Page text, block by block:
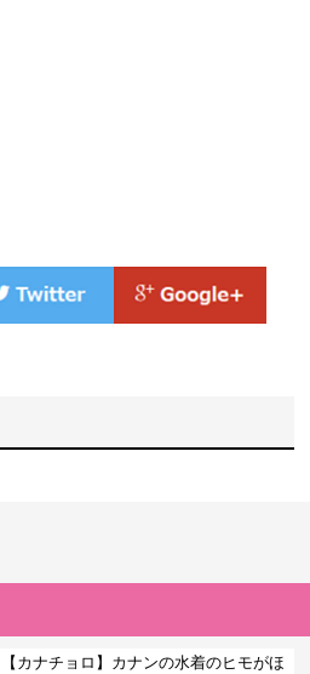
【カナチョロ】カナンの水着のヒモがほ